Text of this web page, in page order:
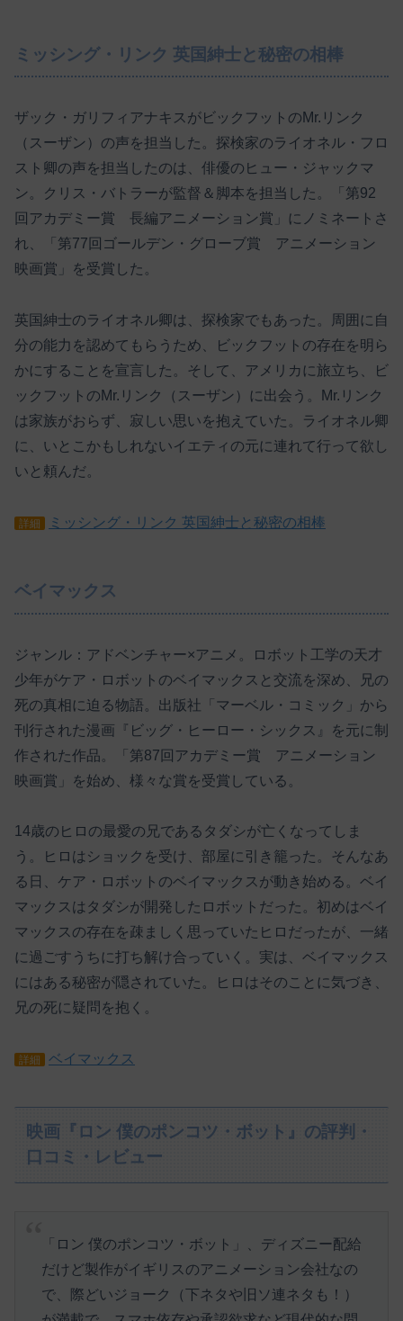
ミッシング・リンク 英国紳士と秘密の相棒
ザック・ガリフィアナキスがビックフットのMr.リンク
（スーザン）の声を担当した。探検家のライオネル・フロ
スト卿の声を担当したのは、俳優のヒュー・ジャックマ
ン。クリス・バトラーが監督＆脚本を担当した。「第92
回アカデミー賞 長編アニメーション賞」にノミネートさ
れ、「第77回ゴールデン・グローブ賞 アニメーション
映画賞」を受賞した。
英国紳士のライオネル卿は、探検家でもあった。周囲に自
分の能力を認めてもらうため、ビックフットの存在を明ら
かにすることを宣言した。そして、アメリカに旅立ち、ビ
ックフットのMr.リンク（スーザン）に出会う。Mr.リンク
は家族がおらず、寂しい思いを抱えていた。ライオネル卿
に、いとこかもしれないイエティの元に連れて行って欲し
いと頼んだ。
詳細 ミッシング・リンク 英国紳士と秘密の相棒
ベイマックス
ジャンル：アドベンチャー×アニメ。ロボット工学の天才
少年がケア・ロボットのベイマックスと交流を深め、兄の
死の真相に迫る物語。出版社「マーベル・コミック」から
刊行された漫画『ビッグ・ヒーロー・シックス』を元に制
作された作品。「第87回アカデミー賞 アニメーション
映画賞」を始め、様々な賞を受賞している。
14歳のヒロの最愛の兄であるタダシが亡くなってしま
う。ヒロはショックを受け、部屋に引き籠った。そんなあ
る日、ケア・ロボットのベイマックスが動き始める。ベイ
マックスはタダシが開発したロボットだった。初めはベイ
マックスの存在を疎ましく思っていたヒロだったが、一緒
に過ごすうちに打ち解け合っていく。実は、ベイマックス
にはある秘密が隠されていた。ヒロはそのことに気づき、
兄の死に疑問を抱く。
詳細 ベイマックス
映画『ロン 僕のポンコツ・ボット』の評判・
口コミ・レビュー
「ロン 僕のポンコツ・ボット」、ディズニー配給
だけど製作がイギリスのアニメーション会社なの
で、際どいジョーク（下ネタや旧ソ連ネタも！）